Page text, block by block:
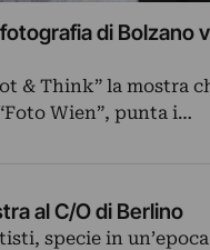
di Bolzano
& Think” la mostra
Wien”, punta i…
al C/O di Berlino
specie in